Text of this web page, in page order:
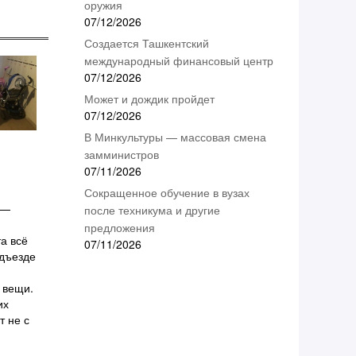
—
всё
вещи.
не с
оружия
07/12/2026
Создается Ташкентский
международный финансовый центр
07/12/2026
Может и дождик пройдет
07/12/2026
В Минкультуры — массовая смена
замминистров
07/11/2026
Сокращенное обучение в вузах
после техникума и другие
предложения
07/11/2026